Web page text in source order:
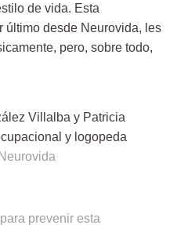
de vida. Esta
último desde Neurovida, les
pero, sobre todo,
Villalba y Patricia
y logopeda
prevenir esta